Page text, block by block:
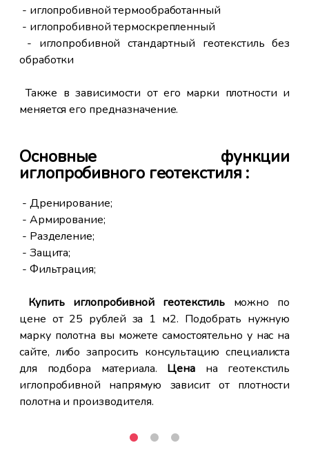
- иглопробивной термообработанный
- иглопробивной термоскрепленный
- иглопробивной стандартный геотекстиль без
обработки
Также в зависимости от его марки плотности и
меняется его предназначение.
Основные функции
иглопробивного геотекстиля :
- Дренирование;
- Армирование;
- Разделение;
- Защита;
- Фильтрация;
Купить иглопробивной геотекстиль можно по
цене от 25 рублей за 1 м2. Подобрать нужную
марку полотна вы можете самостоятельно у нас на
сайте, либо запросить консультацию специалиста
для подбора материала. Ценана геотекстиль
иглопробивной напрямую зависит от плотности
полотна и производителя.